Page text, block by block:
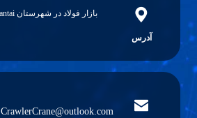
آدرس
CrawlerCrane@outlook.com